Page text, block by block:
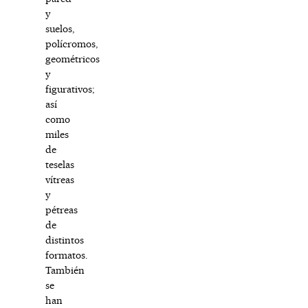
y
suelos,
polícromos,
geométricos
y
figurativos;
así
como
miles
de
teselas
vítreas
y
pétreas
de
distintos
formatos.
También
se
han